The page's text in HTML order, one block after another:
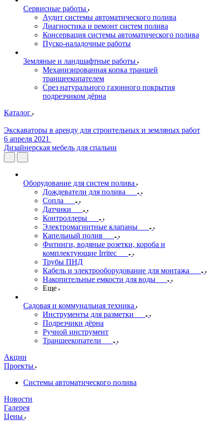
Сервисные работы
Аудит системы автоматического полива
Диагностика и ремонт систем полива
Консервация системы автоматического полива
Пуско-наладочные работы
Земляные и ландшафтные работы
Механизированная копка траншей
траншеекопателем
Срез натурального газонного покрытия
подрезчиком дёрна
Каталог
Экскаваторы в аренду для строительных и земляных работ
6 апреля 2021
Дизайнерская мебель для спальни
Оборудование для систем полива
Дождеватели для полива
Сопла
Датчики
Контроллеры
Электромагнитные клапаны
Капельный полив
Фитинги, водяные розетки, короба и
комплектующие Irritec
Трубы ПНД
Кабель и электрооборудование для монтажа
Накопительные емкости для воды
Еще
Садовая и коммунальная техника
Инструменты для разметки
Подрезчики дёрна
Ручной инструмент
Траншеекопатели
Акции
Проекты
Системы автоматического полива
Новости
Галерея
Цены